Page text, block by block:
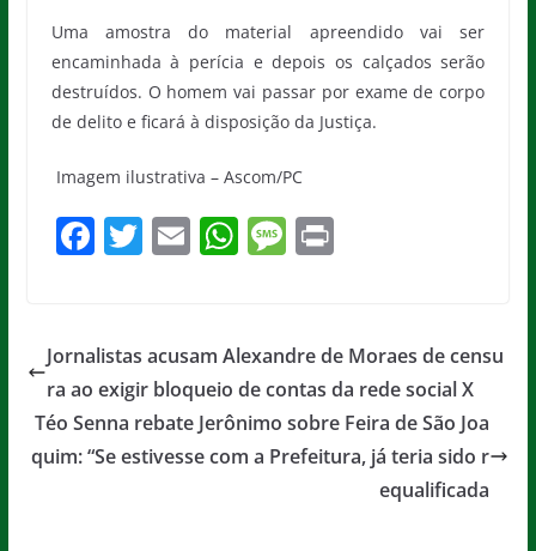
Uma amostra do material apreendido vai ser
encaminhada à perícia e depois os calçados serão
destruídos. O homem vai passar por exame de corpo
de delito e ficará à disposição da Justiça.
Imagem ilustrativa – Ascom/PC
F
e
b
o
o
T
er
E
l
W
s
A
p
p
M
a
g
e
Pr
Jornalistas acusam Alexandre de Moraes de censu
ra ao exigir bloqueio de contas da rede social X
Téo Senna rebate Jerônimo sobre Feira de São Joa
quim: “Se estivesse com a Prefeitura, já teria sido r
equalificada